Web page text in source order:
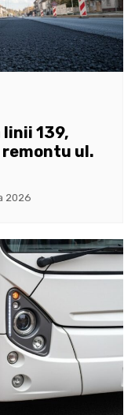
linii 139,
remontu ul.
2026